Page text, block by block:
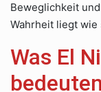
Beweglichkeit
Wahrheit liegt wie
Was El